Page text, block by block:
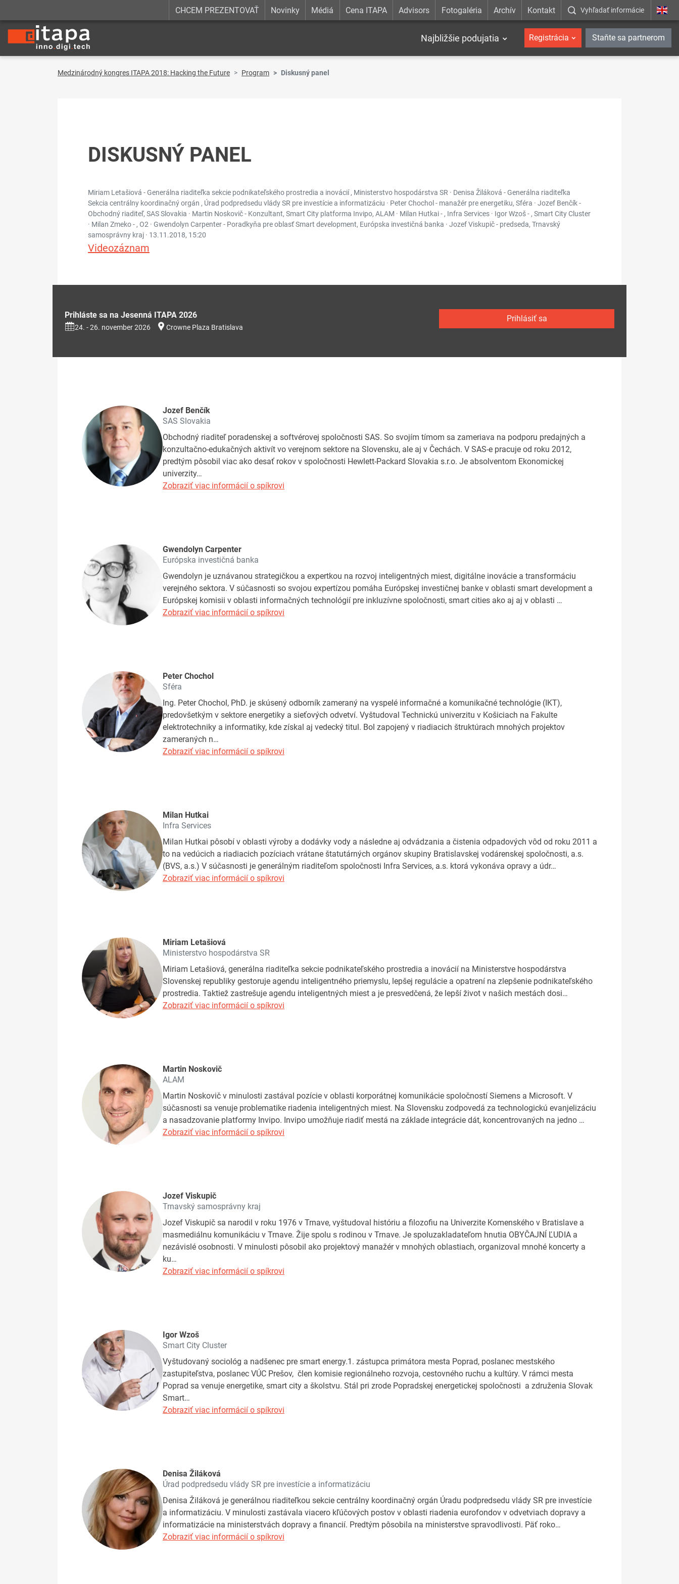
CHCEM PREZENTOVAŤ Novinky Médiá Cena ITAPA Advisors Fotogaléria Archív Kontakt Vyhľadať informácie
Najbližšie podujatia Registrácia Staňte sa partnerom
Medzinárodný kongres ITAPA 2018: Hacking the Future Program Diskusný panel
DISKUSNÝ PANEL
Miriam Letašiová - Generálna riaditeľka sekcie podnikateľského prostredia a inovácií , Ministerstvo hospodárstva SR · Denisa Žiláková - Generálna riaditeľka
Sekcia centrálny koordinačný orgán , Úrad podpredsedu vlády SR pre investície a informatizáciu · Peter Chochol - manažér pre energetiku, Sféra · Jozef Benčík -
Obchodný riaditeľ, SAS Slovakia · Martin Noskovič - Konzultant, Smart City platforma Invipo, ALAM · Milan Hutkai - , Infra Services · Igor Wzoš - , Smart City Cluster
· Milan Zmeko - , O2 · Gwendolyn Carpenter - Poradkyňa pre oblasť Smart development, Európska investičná banka · Jozef Viskupič - predseda, Trnavský
samosprávny kraj · 13.11.2018, 15:20
Videozáznam
Prihláste sa na Jesenná ITAPA 2026
24. - 26. november 2026 Crowne Plaza Bratislava
Prihlásiť sa
Jozef Benčík
SAS Slovakia
Obchodný riaditeľ poradenskej a softvérovej spoločnosti SAS. So svojím tímom sa zameriava na podporu predajných a
konzultačno-edukačných aktivít vo verejnom sektore na Slovensku, ale aj v Čechách. V SAS-e pracuje od roku 2012,
predtým pôsobil viac ako desať rokov v spoločnosti Hewlett-Packard Slovakia s.r.o. Je absolventom Ekonomickej
univerzity…
Zobraziť viac informácií o spíkrovi
Gwendolyn Carpenter
Európska investičná banka
Gwendolyn je uznávanou strategičkou a expertkou na rozvoj inteligentných miest, digitálne inovácie a transformáciu
verejného sektora. V súčasnosti so svojou expertízou pomáha Európskej investičnej banke v oblasti smart development a
Európskej komisii v oblasti informačných technológií pre inkluzívne spoločnosti, smart cities ako aj aj v oblasti …
Zobraziť viac informácií o spíkrovi
Peter Chochol
Sféra
Ing. Peter Chochol, PhD. je skúsený odborník zameraný na vyspelé informačné a komunikačné technológie (IKT),
predovšetkým v sektore energetiky a sieťových odvetví. Vyštudoval Technickú univerzitu v Košiciach na Fakulte
elektrotechniky a informatiky, kde získal aj vedecký titul. Bol zapojený v riadiacich štruktúrach mnohých projektov
zameraných n…
Zobraziť viac informácií o spíkrovi
Milan Hutkai
Infra Services
Milan Hutkai pôsobí v oblasti výroby a dodávky vody a následne aj odvádzania a čistenia odpadových vôd od roku 2011 a
to na vedúcich a riadiacich pozíciach vrátane štatutárných orgánov skupiny Bratislavskej vodárenskej spoločnosti, a.s.
(BVS, a.s.) V súčasnosti je generálným riaditeľom spoločnosti Infra Services, a.s. ktorá vykonáva opravy a údr…
Zobraziť viac informácií o spíkrovi
Miriam Letašiová
Ministerstvo hospodárstva SR
Miriam Letašiová, generálna riaditeľka sekcie podnikateľského prostredia a inovácií na Ministerstve hospodárstva
Slovenskej republiky gestoruje agendu inteligentného priemyslu, lepšej regulácie a opatrení na zlepšenie podnikateľského
prostredia. Taktiež zastrešuje agendu inteligentných miest a je presvedčená, že lepší život v našich mestách dosi…
Zobraziť viac informácií o spíkrovi
Martin Noskovič
ALAM
Martin Noskovič v minulosti zastával pozície v oblasti korporátnej komunikácie spoločností Siemens a Microsoft. V
súčasnosti sa venuje problematike riadenia inteligentných miest. Na Slovensku zodpovedá za technologickú evanjelizáciu
a nasadzovanie platformy Invipo. Invipo umožňuje riadiť mestá na základe integrácie dát, koncentrovaných na jedno …
Zobraziť viac informácií o spíkrovi
Jozef Viskupič
Trnavský samosprávny kraj
Jozef Viskupič sa narodil v roku 1976 v Trnave, vyštudoval históriu a filozofiu na Univerzite Komenského v Bratislave a
masmediálnu komunikáciu v Trnave. Žije spolu s rodinou v Trnave. Je spoluzakladateľom hnutia OBYČAJNÍ ĽUDIA a
nezávislé osobnosti. V minulosti pôsobil ako projektový manažér v mnohých oblastiach, organizoval mnohé koncerty a
ku…
Zobraziť viac informácií o spíkrovi
Igor Wzoš
Smart City Cluster
Vyštudovaný sociológ a nadšenec pre smart energy.1. zástupca primátora mesta Poprad, poslanec mestského
zastupiteľstva, poslanec VÚC Prešov, člen komisie regionálneho rozvoja, cestovného ruchu a kultúry. V rámci mesta
Poprad sa venuje energetike, smart city a školstvu. Stál pri zrode Popradskej energetickej spoločnosti a združenia Slovak
Smart…
Zobraziť viac informácií o spíkrovi
Denisa Žiláková
Úrad podpredsedu vlády SR pre investície a informatizáciu
Denisa Žiláková je generálnou riaditeľkou sekcie centrálny koordinačný orgán Úradu podpredsedu vlády SR pre investície
a informatizáciu. V minulosti zastávala viacero kľúčových postov v oblasti riadenia eurofondov v odvetviach dopravy a
informatizácie na ministerstvách dopravy a financií. Predtým pôsobila na ministerstve spravodlivosti. Päť roko…
Zobraziť viac informácií o spíkrovi